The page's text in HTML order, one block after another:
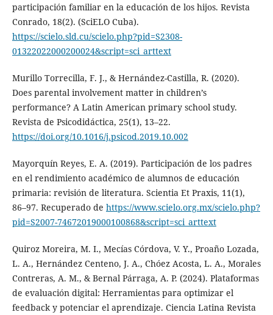
participación familiar en la educación de los hijos. Revista
Conrado, 18(2). (SciELO Cuba).
https://scielo.sld.cu/scielo.php?pid=S2308-
01322022000200024&script=sci_arttext
Murillo Torrecilla, F. J., & Hernández-Castilla, R. (2020).
Does parental involvement matter in children’s
performance? A Latin American primary school study.
Revista de Psicodidáctica, 25(1), 13–22.
https://doi.org/10.1016/j.psicod.2019.10.002
Mayorquín Reyes, E. A. (2019). Participación de los padres
en el rendimiento académico de alumnos de educación
primaria: revisión de literatura. Scientia Et Praxis, 11(1),
86–97. Recuperado de https://www.scielo.org.mx/scielo.php?
pid=S2007-74672019000100868&script=sci_arttext
Quiroz Moreira, M. I., Mecías Córdova, V. Y., Proaño Lozada,
L. A., Hernández Centeno, J. A., Chóez Acosta, L. A., Morales
Contreras, A. M., & Bernal Párraga, A. P. (2024). Plataformas
de evaluación digital: Herramientas para optimizar el
feedback y potenciar el aprendizaje. Ciencia Latina Revista